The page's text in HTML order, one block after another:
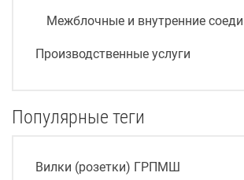
Межблочные и внутренние
Производственные услуги
Популярные теги
Вилки (розетки) ГРПМШ